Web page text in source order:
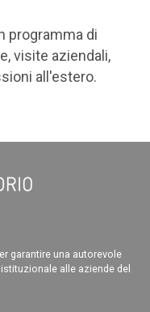
programma di
visite aziendali,
all'estero.
garantire una autorevole
alle aziende del